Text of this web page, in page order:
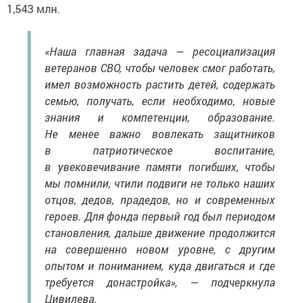
1,543 млн.
«Наша главная задача — ресоциализация
ветеранов СВО, чтобы человек смог работать,
имел возможность растить детей, содержать
семью, получать, если необходимо, новые
знания и компетенции, образование.
Не менее важно вовлекать защитников
в патриотическое воспитание,
в увековечивание памяти погибших, чтобы
мы помнили, чтили подвиги не только наших
отцов, дедов, прадедов, но и современных
героев. Для фонда первый год был периодом
становления, дальше движение продолжится
на совершенно новом уровне, с другим
опытом и пониманием, куда двигаться и где
требуется донастройка», — подчеркнула
Цивилева.